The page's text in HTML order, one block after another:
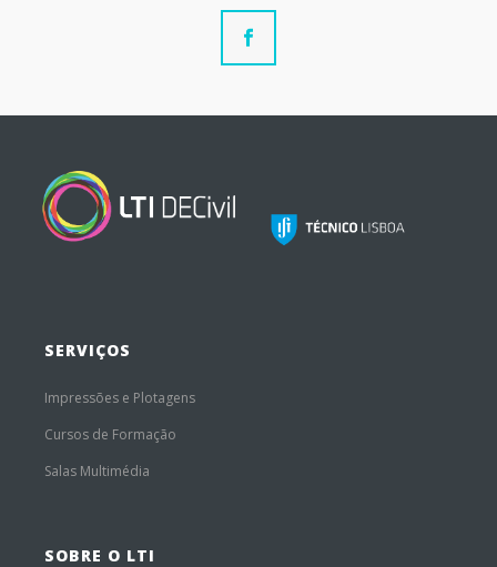
SERVIÇOS
Impressões e Plotagens
Cursos de Formação
Salas Multimédia
SOBRE O LTI